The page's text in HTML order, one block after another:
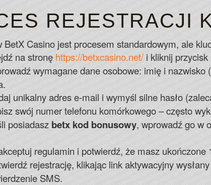
REJESTRACJI
BetX Casino jest procesem standardowym, ale
na stronę https://betxcasino.net/i kliknij przycisk
wymagane dane osobowe: imię i
unikalny adres e-mail i wymyśl silne hasło
swój numer telefonu komórkowego – często
posiadasz betx kod bonusowy, wprowadź go w
regulamin i potwierdź, że masz ukończone
rejestrację, klikając link aktywacyjny
SMS.